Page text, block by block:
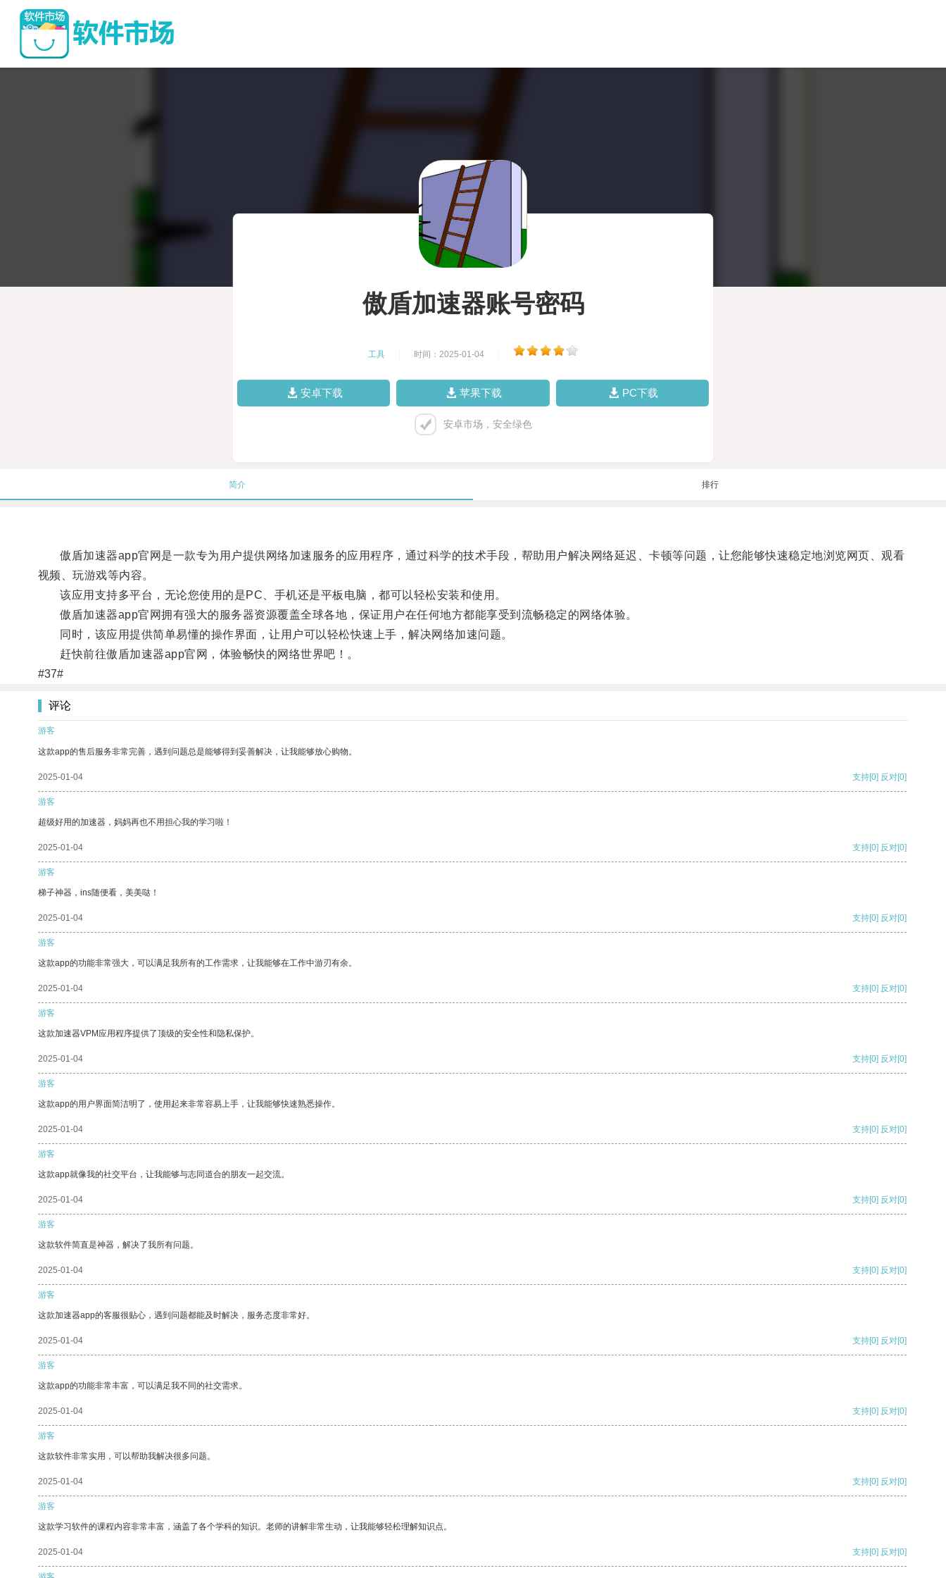
傲盾加速器账号密码
工具 时间：2025-01-04
安卓下载 苹果下载 PC下载
安卓市场，安全绿色
简介 排行
傲盾加速器app官网是一款专为用户提供网络加速服务的应用程序，通过科学的技术手段，帮助用户解决网络延迟、卡顿等问题，让您能够快速稳定地浏览网页、观看
视频、玩游戏等内容。
该应用支持多平台，无论您使用的是PC、手机还是平板电脑，都可以轻松安装和使用。
傲盾加速器app官网拥有强大的服务器资源覆盖全球各地，保证用户在任何地方都能享受到流畅稳定的网络体验。
同时，该应用提供简单易懂的操作界面，让用户可以轻松快速上手，解决网络加速问题。
赶快前往傲盾加速器app官网，体验畅快的网络世界吧！。
#37#
评论
游客
这款app的售后服务非常完善，遇到问题总是能够得到妥善解决，让我能够放心购物。
2025-01-04 支持[0] 反对[0]
游客
超级好用的加速器，妈妈再也不用担心我的学习啦！
2025-01-04 支持[0] 反对[0]
游客
梯子神器，ins随便看，美美哒！
2025-01-04 支持[0] 反对[0]
游客
这款app的功能非常强大，可以满足我所有的工作需求，让我能够在工作中游刃有余。
2025-01-04 支持[0] 反对[0]
游客
这款加速器VPM应用程序提供了顶级的安全性和隐私保护。
2025-01-04 支持[0] 反对[0]
游客
这款app的用户界面简洁明了，使用起来非常容易上手，让我能够快速熟悉操作。
2025-01-04 支持[0] 反对[0]
游客
这款app就像我的社交平台，让我能够与志同道合的朋友一起交流。
2025-01-04 支持[0] 反对[0]
游客
这款软件简直是神器，解决了我所有问题。
2025-01-04 支持[0] 反对[0]
游客
这款加速器app的客服很贴心，遇到问题都能及时解决，服务态度非常好。
2025-01-04 支持[0] 反对[0]
游客
这款app的功能非常丰富，可以满足我不同的社交需求。
2025-01-04 支持[0] 反对[0]
游客
这款软件非常实用，可以帮助我解决很多问题。
2025-01-04 支持[0] 反对[0]
游客
这款学习软件的课程内容非常丰富，涵盖了各个学科的知识。老师的讲解非常生动，让我能够轻松理解知识点。
2025-01-04 支持[0] 反对[0]